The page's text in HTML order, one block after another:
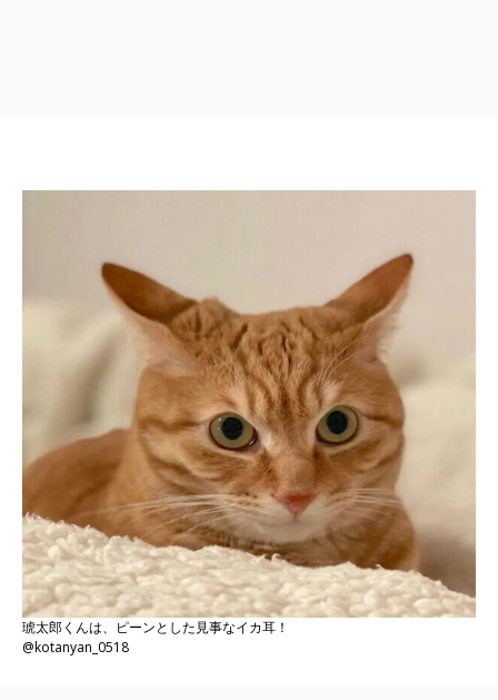
琥太郎くんは、ピーンとした見事なイカ耳！
@kotanyan_0518